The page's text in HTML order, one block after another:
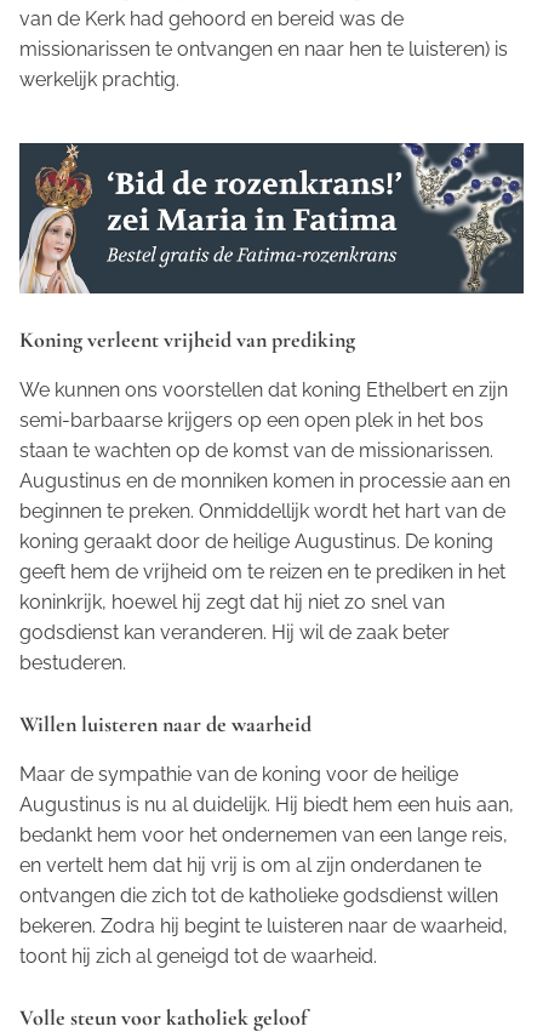
van de Kerk had gehoord en bereid was de
missionarissen te ontvangen en naar hen te luisteren) is
werkelijk prachtig.
Koning verleent vrijheid van prediking
We kunnen ons voorstellen dat koning Ethelbert en zijn
semi-barbaarse krijgers op een open plek in het bos
staan te wachten op de komst van de missionarissen.
Augustinus en de monniken komen in processie aan en
beginnen te preken. Onmiddellijk wordt het hart van de
koning geraakt door de heilige Augustinus. De koning
geeft hem de vrijheid om te reizen en te prediken in het
koninkrijk, hoewel hij zegt dat hij niet zo snel van
godsdienst kan veranderen. Hij wil de zaak beter
bestuderen.
Willen luisteren naar de waarheid
Maar de sympathie van de koning voor de heilige
Augustinus is nu al duidelijk. Hij biedt hem een huis aan,
bedankt hem voor het ondernemen van een lange reis,
en vertelt hem dat hij vrij is om al zijn onderdanen te
ontvangen die zich tot de katholieke godsdienst willen
bekeren. Zodra hij begint te luisteren naar de waarheid,
toont hij zich al geneigd tot de waarheid.
Volle steun voor katholiek geloof